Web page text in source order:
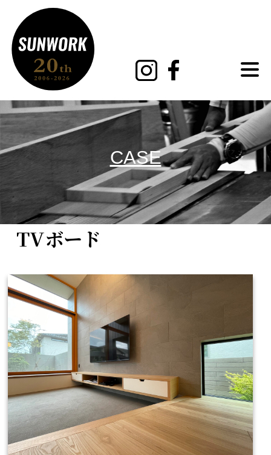
CASE
TVボード